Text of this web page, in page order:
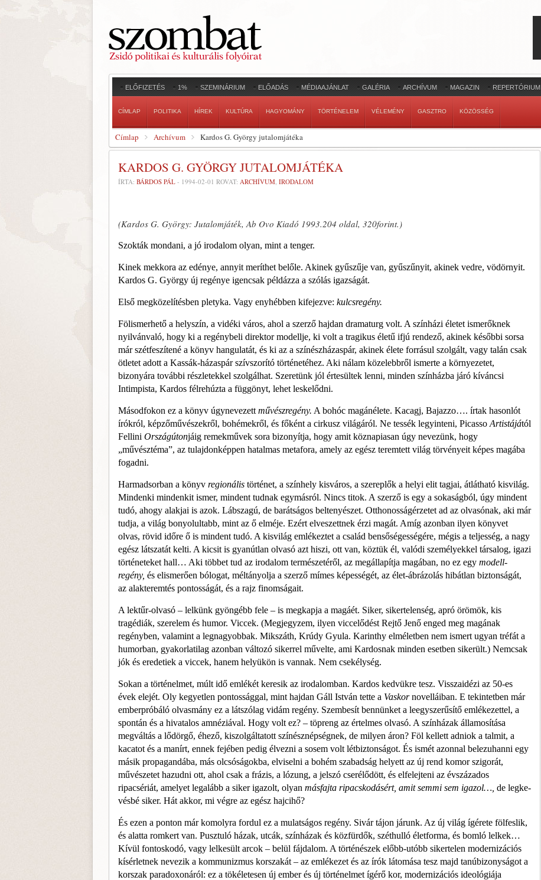
ELŐFIZETÉS 1% SZEMINÁRIUM ELŐADÁS MÉDIAAJÁNLAT GALÉRIA ARCHÍVUM MAGAZIN REPERTÓRIUM
CÍMLAP POLITIKA HÍREK KULTÚRA HAGYOMÁNY TÖRTÉNELEM VÉLEMÉNY GASZTRO KÖZÖSSÉG
Címlap Archívum Kardos G. György jutalomjátéka
KARDOS G. GYÖRGY JUTALOMJÁTÉKA
ÍRTA: BÁRDOS PÁL - 1994-02-01 ROVAT: ARCHÍVUM, IRODALOM
(Kardos G. György: Jutalomjáték, Ab Ovo Kiadó 1993.204 oldal, 320forint.)
Szokták mondani, a jó irodalom olyan, mint a tenger.
Kinek mekkora az edénye, annyit meríthet belőle. Akinek gyűszűje van, gyűszűnyit, akinek vedre, vödörnyit.
Kardos G. György új regénye igencsak példázza a szólás igazságát.
Első megközelítésben pletyka. Vagy enyhébben kifejezve: kulcsregény.
Fölismerhető a helyszín, a vidéki város, ahol a szerző hajdan dramaturg volt. A színházi életet ismerőknek
nyilvánvaló, hogy ki a regénybeli direktor modellje, ki volt a tragikus életű ifjú rendező, akinek későbbi sorsa
már szétfeszítené a könyv hangulatát, és ki az a színészházaspár, akinek élete forrásul szolgált, vagy talán csak
ötletet adott a Kassák-házaspár szívszorító történeté­hez. Aki nálam közelebbről ismerte a környezetet,
bizonyára további részle­tekkel szolgálhat. Szeretünk jól érte­sültek lenni, minden színházba járó kíváncsi
Intimpista, Kardos félrehúzta a függönyt, lehet leskelődni.
Másodfokon ez a könyv úgynevezett művészregény. A bohóc magánélete. Kacagj, Bajazzo…. írtak hasonlót
írók­ról, képzőművészekről, bohémekről, és főként a cirkusz világáról. Ne tessék legyinteni, Picasso Artistájától
Fellini Országútonjáig remekművek sora bi­zonyítja, hogy amit köznapiasan úgy nevezünk, hogy
„művésztéma”, az tu­lajdonképpen hatalmas metafora, amely az egész teremtett világ törvényeit képes magába
fogadni.
Harmadsorban a könyv regionális történet, a színhely kisváros, a szerep­lők a helyi elit tagjai, átlátható kisvilág.
Mindenki mindenkit ismer, mindent tudnak egymásról. Nincs titok. A szerző is egy a sokaságból, úgy mindent
tudó, ahogy alakjai is azok. Lábszagú, de barátságos beltenyészet. Ott­honosságérzetet ad az olvasónak, aki már
tudja, a világ bonyolultabb, mint az ő elméje. Ezért elveszettnek érzi magát. Amíg azonban ilyen könyvet
olvas, rövid időre ő is mindent tudó. A kisvilág emlékeztet a család bensőségességére, mégis a teljesség, a nagy
egész látszatát kelti. A kicsit is gyanútlan olvasó azt hiszi, ott van, köztük él, valódi személyekkel társalog, igazi
történe­teket hall… Aki többet tud az irodalom természetéről, az megállapítja magá­ban, no ez egy modell-
regény, és elis­merően bólogat, méltányolja a szerző mímes képességét, az élet-ábrázolás hibátlan biztonságát,
az alakteremtés pontosságát, és a rajz finomságait.
A lektűr-olvasó – lelkünk gyöngébb fele – is megkapja a magáét. Siker, si­kertelenség, apró örömök, kis
tragédiák, szerelem és humor. Viccek. (Megjegyzem, ilyen viccelődést Rejtő Jenő enged meg magának
regényben, valamint a legnagyobbak. Mikszáth, Krúdy Gyula. Karinthy elméletben nem ismert ugyan tréfát a
humorban, gya­korlatilag azonban változó sikerrel művelte, ami Kardosnak minden eset­ben sikerült.) Nemcsak
jók és eredetiek a viccek, hanem helyükön is vannak. Nem csekélység.
Sokan a történelmet, múlt idő em­lékét keresik az irodalomban. Kardos kedvükre tesz. Visszaidézi az 50-es
évek elejét. Oly kegyetlen pontosság­gal, mint hajdan Gáll István tette a Vaskornovelláiban. E tekintetben már
emberpróbáló olvasmány ez a látszólag vidám regény. Szembesít bennünket a leegyszerűsítő emlékezettel, a
spontán és a hivatalos amnéziával. Hogy volt ez? – töpreng az értelmes olvasó. A színházak államosítása
megváltás a lődörgő, éhező, kiszolgáltatott színész­népségnek, de milyen áron? Föl kellett adniok a talmit, a
kacatot és a manírt, ennek fejében pedig élvezni a sosem volt létbiztonságot. És ismét azonnal belezuhanni egy
másik propagandába, más olcsóságokba, elviselni a bohém szabadság helyett az új rend komor szigorát,
művészetet hazudni ott, ahol csak a frázis, a lózung, a jelszó cserélődött, és elfelejteni az évszázados
ripacsériát, amelyet legalább a siker igazolt, olyan másfajta ripacskodásért, amit semmi sem igazol…, de legke­
vésbé siker. Hát akkor, mi végre az egész hajcihő?
És ezen a ponton már komolyra for­dul ez a mulatságos regény. Sivár tájon járunk. Az új világ ígérete fölfeslik,
és alatta romkert van. Pusztuló házak, utcák, színházak és közfürdők, széthulló életforma, és bomló lelkek…
Kívül fontoskodó, vagy lelkesült arcok – belül fájdalom. A történészek előbb-utóbb sikertelen modernizációs
kísér­letnek nevezik a kommunizmus korszakát – az emlékezet és az írók látomása tesz majd tanúbizonyságot a
korszak paradoxonáról: ez a tökélete­sen új ember és új történelmet ígérő kor, modernizációs ideológiája